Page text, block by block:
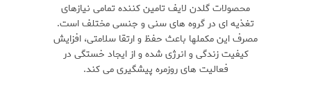
محصولات گلدن لایف تامین کننده تمامی نیازهای
تغذیه ای در گروه های سنی و جنسی مختلف است.
مصرف این مکملها باعث حفظ و ارتقا سلامتی، افزایش
کیفیت زندگی و انرژی شده و از ایجاد خستگی در
فعالیت های روزمره پیشگیری می کند.